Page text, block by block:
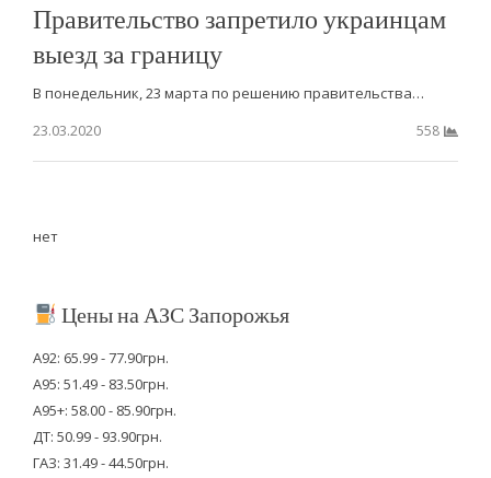
Правительство запретило украинцам
выезд за границу
В понедельник, 23 марта по решению правительства…
23.03.2020
558
нет
Цены на АЗС Запорожья
А92: 65.99 - 77.90грн.
А95: 51.49 - 83.50грн.
А95+: 58.00 - 85.90грн.
ДТ: 50.99 - 93.90грн.
ГАЗ: 31.49 - 44.50грн.